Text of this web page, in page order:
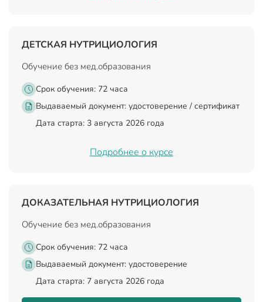
ДЕТСКАЯ НУТРИЦИОЛОГИЯ
Обучение без мед.образования
Срок обучения: 72 часа
Выдаваемый документ: удостоверение / сертификат
Дата старта: 3 августа 2026 года
Подробнее о курсе
ДОКАЗАТЕЛЬНАЯ НУТРИЦИОЛОГИЯ
Обучение без мед.образования
Срок обучения: 72 часа
Выдаваемый документ: удостоверение
Дата старта: 7 августа 2026 года